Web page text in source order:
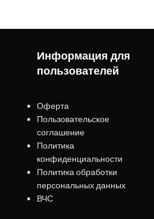
Информация для
пользователей
Оферта
Пользовательское
соглашение
Политика
конфиденциальности
Политика обработки
персональных данных
ВЧС